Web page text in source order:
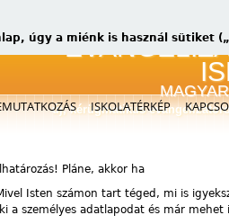
úgy a miénk is használ sütiket
új, kérügmatikus
ISKOLATÉRKÉP
Pláne, akkor ha
Isten számon tart téged, mi is
a személyes adatlapodat és már